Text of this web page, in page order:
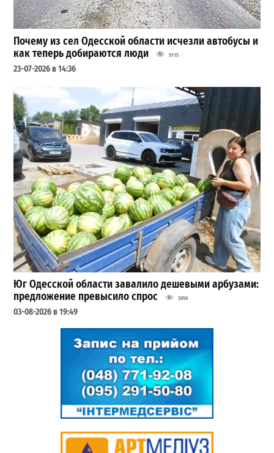
Почему из сел Одесской области исчезли автобусы и
как теперь добираются люди
5115
23-07-2026 в 14:36
Юг Одесской области завалило дешевыми арбузами:
предложение превысило спрос
3656
03-08-2026 в 19:49